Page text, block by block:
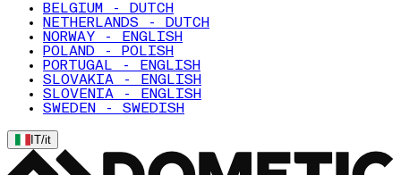
BELGIUM - DUTCH
NETHERLANDS - DUTCH
NORWAY - ENGLISH
POLAND - POLISH
PORTUGAL - ENGLISH
SLOVAKIA - ENGLISH
SLOVENIA - ENGLISH
SWEDEN - SWEDISH
IT/it